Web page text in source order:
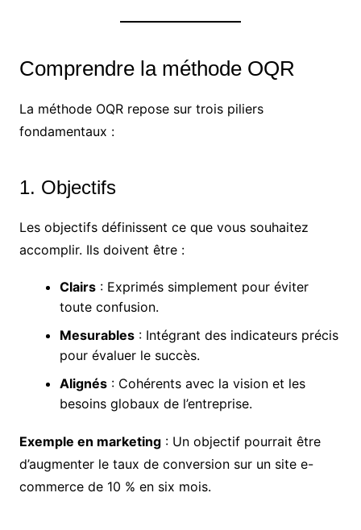
Comprendre la méthode OQR
La méthode OQR repose sur trois piliers
fondamentaux :
1. Objectifs
Les objectifs définissent ce que vous souhaitez
accomplir. Ils doivent être :
Clairs: Exprimés simplement pour éviter
toute confusion.
Mesurables: Intégrant des indicateurs précis
pour évaluer le succès.
Alignés: Cohérents avec la vision et les
besoins globaux de l’entreprise.
Exemple en marketing: Un objectif pourrait être
d’augmenter le taux de conversion sur un site e-
commerce de 10 % en six mois.